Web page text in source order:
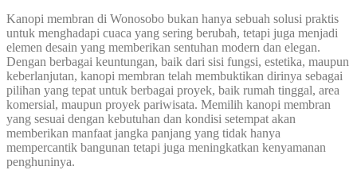
Kanopi membran di Wonosobo bukan hanya sebuah solusi praktis
untuk menghadapi cuaca yang sering berubah, tetapi juga menjadi
elemen desain yang memberikan sentuhan modern dan elegan.
Dengan berbagai keuntungan, baik dari sisi fungsi, estetika, maupun
keberlanjutan, kanopi membran telah membuktikan dirinya sebagai
pilihan yang tepat untuk berbagai proyek, baik rumah tinggal, area
komersial, maupun proyek pariwisata. Memilih kanopi membran
yang sesuai dengan kebutuhan dan kondisi setempat akan
memberikan manfaat jangka panjang yang tidak hanya
mempercantik bangunan tetapi juga meningkatkan kenyamanan
penghuninya.